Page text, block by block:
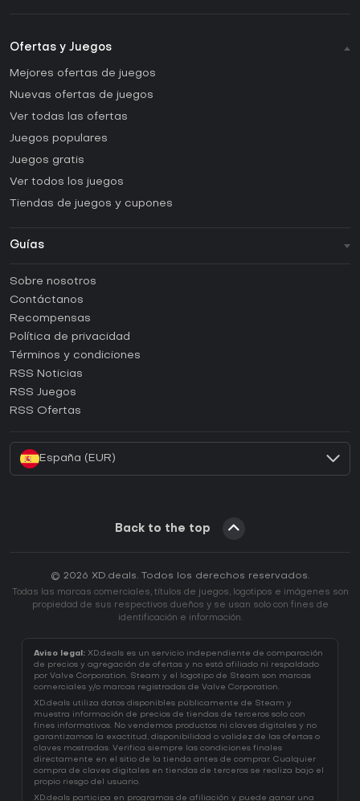
Ofertas y Juegos
Mejores ofertas de juegos
Nuevas ofertas de juegos
Ver todas las ofertas
Juegos populares
Juegos gratis
Ver todos los juegos
Tiendas de juegos y cupones
Guías
Guías y tutoriales
¿Cómo activar una CD Key de Steam?
¿Cómo activar una CD Key de Epic Games?
¿Cómo activar una CD Key de GOG?
¿Cómo activar una CD Key de Ubisoft Connect?
Sobre nosotros
Contáctanos
Recompensas
Política de privacidad
Términos y condiciones
RSS Noticias
RSS Juegos
RSS Ofertas
España (EUR)
Back to the top
© 2026 XD.deals. Todos los derechos reservados.
Todas las marcas comerciales, títulos de juegos, logotipos e imágenes son
propiedad de sus respectivos dueños y se usan solo con fines de
identificación e información.
Aviso legal: XD.deals es un servicio independiente de comparación
de precios y agregación de ofertas y no está afiliado ni respaldado
por Valve Corporation. Steam y el logotipo de Steam son marcas
comerciales y/o marcas registradas de Valve Corporation.
XD.deals utiliza datos disponibles públicamente de Steam y
muestra información de precios de tiendas de terceros solo con
fines informativos. No vendemos productos ni claves digitales y no
garantizamos la exactitud, disponibilidad o validez de las ofertas o
claves mostradas. Verifica siempre las condiciones finales
directamente en el sitio de la tienda antes de comprar. Cualquier
compra de claves digitales en tiendas de terceros se realiza bajo el
propio riesgo del usuario.
XD.deals participa en programas de afiliación y puede ganar una